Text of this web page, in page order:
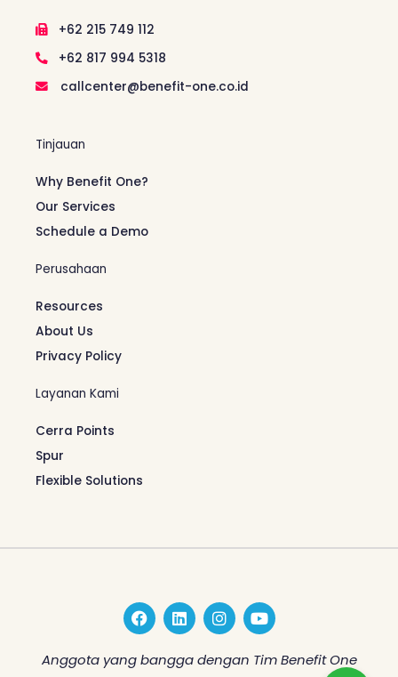
+62 215 749 112
+62 817 994 5318
callcenter@benefit-one.co.id
Tinjauan
Why Benefit One?
Our Services
Schedule a Demo
Perusahaan
Resources
About Us
Privacy Policy
Layanan Kami
Cerra Points
Spur
Flexible Solutions
F
a
c
e
L
i
n
k
I
n
s
t
Y
o
u
t
Anggota yang bangga dengan Tim Benefit One